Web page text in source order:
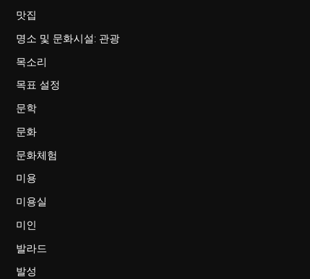
맛집
명소 및 문화시설: 관광
목소리
목표 설정
문학
문화
문화체험
미용
미용실
미인
발라드
발성